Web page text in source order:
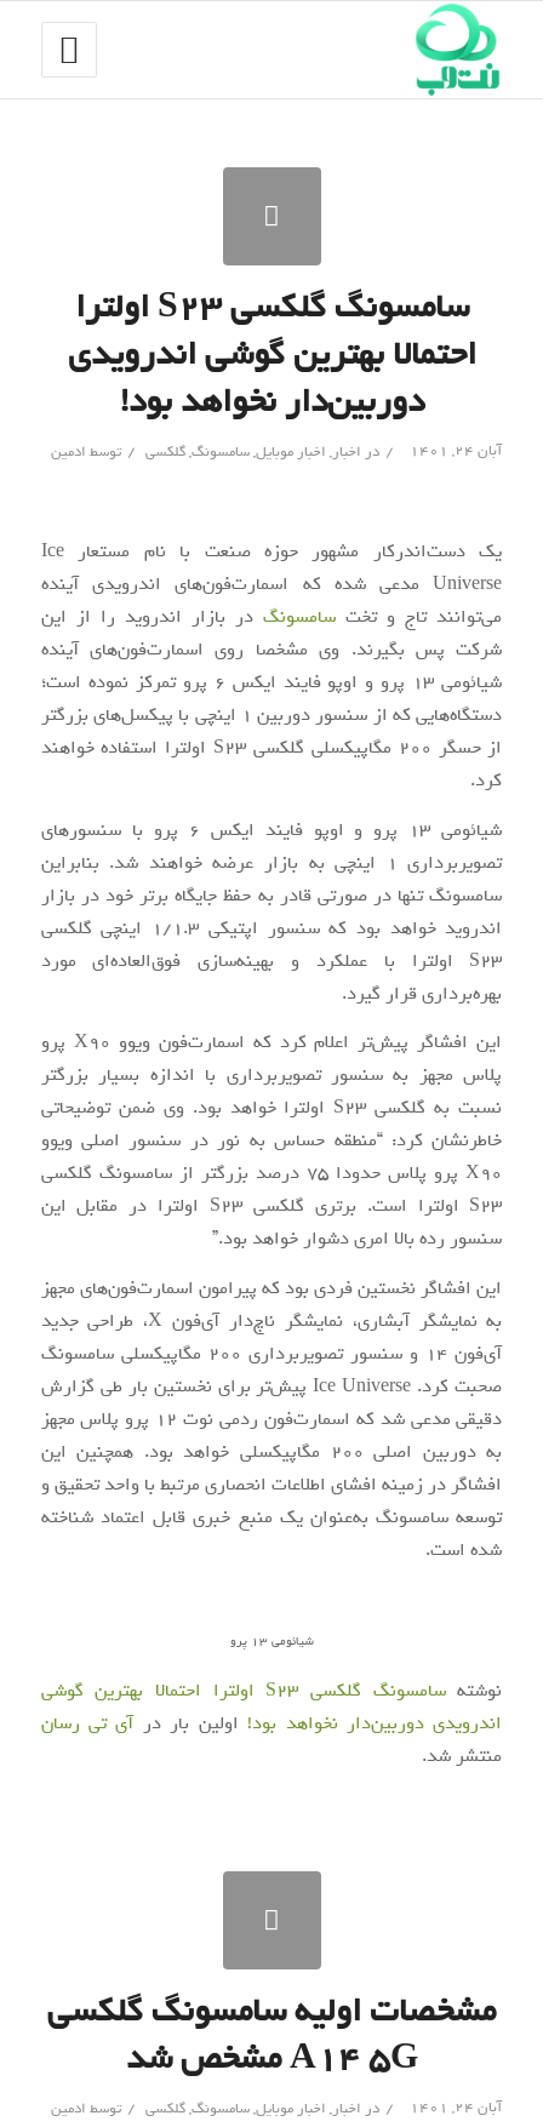
سامسونگ گلکسی S23 اولترا
احتمالا بهترین گوشی اندرویدی
دوربین‌دار نخواهد بود!
آبان ۲۴, ۱۴۰۱ / در اخبار, اخبار موبایل,سامسونگ,گلکسی / توسط ادمین
یک دست‌اندرکار مشهور حوزه صنعت با نام مستعار Ice
Universe مدعی شده که اسمارت‌فون‌های اندرویدی آینده
می‌توانند تاج و تخت سامسونگدر بازار اندروید را از این
شرکت پس بگیرند. وی مشخصا روی اسمارت‌فون‌های آینده
شیائومی 13 پرو و اوپو فایند ایکس 6 پرو تمرکز نموده است؛
دستگاه‌هایی که از سنسور دوربین 1 اینچی با پیکسل‌های بزرگتر
از حسگر 200 مگاپیکسلی گلکسی S23 اولترا استفاده خواهند
کرد.
شیائومی 13 پرو و اوپو فایند ایکس 6 پرو با سنسورهای
تصویربرداری 1 اینچی به بازار عرضه خواهند شد. بنابراین
سامسونگ تنها در صورتی قادر به حفظ جایگاه برتر خود در بازار
اندروید خواهد بود که سنسور اپتیکی 1/1.3 اینچی گلکسی
S23 اولترا با عملکرد و بهینه‌سازی فوق‌العاده‌ای مورد
بهره‌برداری قرار گیرد.
این افشاگر پیش‌تر اعلام کرد که اسمارت‌فون ویوو X90 پرو
پلاس مجهز به سنسور تصویربرداری با اندازه بسیار بزرگتر
نسبت به گلکسی S23 اولترا خواهد بود. وی ضمن توضیحاتی
خاطرنشان کرد: “منطقه حساس به نور در سنسور اصلی ویوو
X90 پرو پلاس حدودا 75 درصد بزرگتر از سامسونگ گلکسی
S23 اولترا است. برتری گلکسی S23 اولترا در مقابل این
سنسور رده بالا امری دشوار خواهد بود.”
این افشاگر نخستین فردی بود که پیرامون اسمارت‌فون‌های مجهز
به نمایشگر آبشاری، نمایشگر ناچ‌دار آی‌فون X، طراحی جدید
آی‌فون 14 و سنسور تصویربرداری 200 مگاپیکسلی سامسونگ
صحبت کرد. Ice Universe پیش‌تر برای نخستین بار طی گزارش
دقیقی مدعی شد که اسمارت‌فون ردمی نوت 12 پرو پلاس مجهز
به دوربین اصلی 200 مگاپیکسلی خواهد بود. همچنین این
افشاگر در زمینه افشای اطلاعات انحصاری مرتبط با واحد تحقیق و
توسعه سامسونگ به‌عنوان یک منبع خبری قابل اعتماد شناخته
شده است.
شیائومی 13 پرو
نوشته
سامسونگ گلکسی S23 اولترا احتمالا بهترین گوشی
اندرویدی دوربین‌دار نخواهد بود! اولین بار درآی‌ تی‌ رسان
منتشر شد.
مشخصات اولیه سامسونگ گلکسی
A14 5G مشخص شد
آبان ۲۴, ۱۴۰۱ / در اخبار, اخبار موبایل,سامسونگ,گلکسی / توسط ادمین